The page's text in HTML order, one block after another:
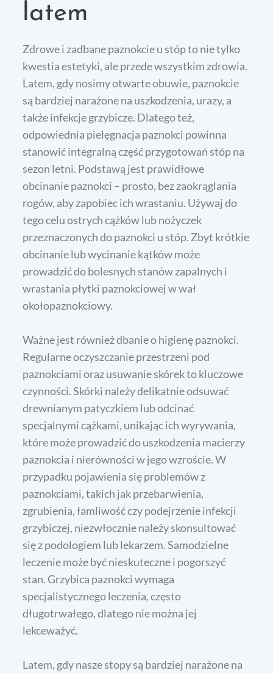
latem
Zdrowe i zadbane paznokcie u stóp to nie tylko
kwestia estetyki, ale przede wszystkim zdrowia.
Latem, gdy nosimy otwarte obuwie, paznokcie
są bardziej narażone na uszkodzenia, urazy, a
także infekcje grzybicze. Dlatego też,
odpowiednia pielęgnacja paznokci powinna
stanowić integralną część przygotowań stóp na
sezon letni. Podstawą jest prawidłowe
obcinanie paznokci – prosto, bez zaokrąglania
rogów, aby zapobiec ich wrastaniu. Używaj do
tego celu ostrych cążków lub nożyczek
przeznaczonych do paznokci u stóp. Zbyt krótkie
obcinanie lub wycinanie kątków może
prowadzić do bolesnych stanów zapalnych i
wrastania płytki paznokciowej w wał
okołopaznokciowy.
Ważne jest również dbanie o higienę paznokci.
Regularne oczyszczanie przestrzeni pod
paznokciami oraz usuwanie skórek to kluczowe
czynności. Skórki należy delikatnie odsuwać
drewnianym patyczkiem lub odcinać
specjalnymi cążkami, unikając ich wyrywania,
które może prowadzić do uszkodzenia macierzy
paznokcia i nierówności w jego wzroście. W
przypadku pojawienia się problemów z
paznokciami, takich jak przebarwienia,
zgrubienia, łamliwość czy podejrzenie infekcji
grzybiczej, niezwłocznie należy skonsultować
się z podologiem lub lekarzem. Samodzielne
leczenie może być nieskuteczne i pogorszyć
stan. Grzybica paznokci wymaga
specjalistycznego leczenia, często
długotrwałego, dlatego nie można jej
lekceważyć.
Latem, gdy nasze stopy są bardziej narażone na